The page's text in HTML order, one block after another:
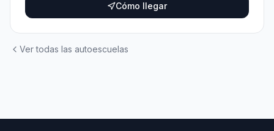
Cómo llegar
Ver todas las autoescuelas